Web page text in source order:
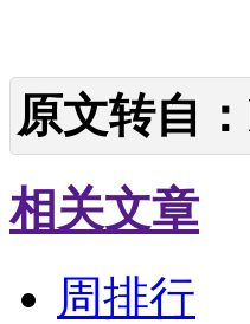
原文转自：
相关文章
周排行